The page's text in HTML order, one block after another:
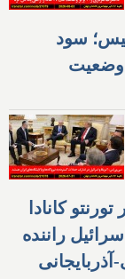
سود
وضعیت
کانادا
راننده